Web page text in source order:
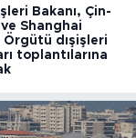
Bakanı, Çin-
Shanghai
Örgütü dışişleri
toplantılarına